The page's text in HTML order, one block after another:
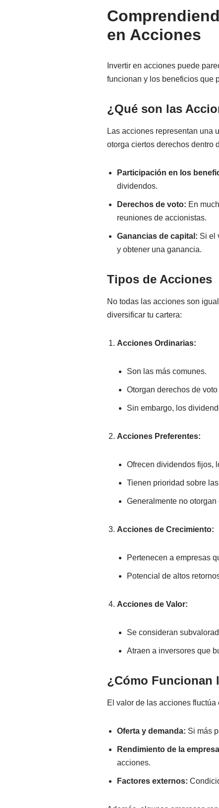
en Acciones
Invertir en acciones puede
funcionan y los beneficios que
¿Qué son las
Las acciones representan una
otorga ciertos derechos dentro
Participación en los
dividendos.
Derechos de voto: En
reuniones de accionistas.
Ganancias de capital: Si el
y obtener una ganancia.
Tipos de Acciones
No todas las acciones son
diversificar tu cartera:
Acciones Ordinarias:
Son las más comunes.
Otorgan derechos de
Sin embargo, los
Acciones Preferentes:
Ofrecen dividendos fijos,
Tienen prioridad sobre
Generalmente no otorgan
Acciones de Crecimiento:
Pertenecen a empresas
Potencial de altos
Acciones de Valor:
Se consideran
Atraen a inversores que
¿Cómo Funcionan
El valor de las acciones
Oferta y demanda: Si más
Rendimiento de la
acciones.
Factores externos: